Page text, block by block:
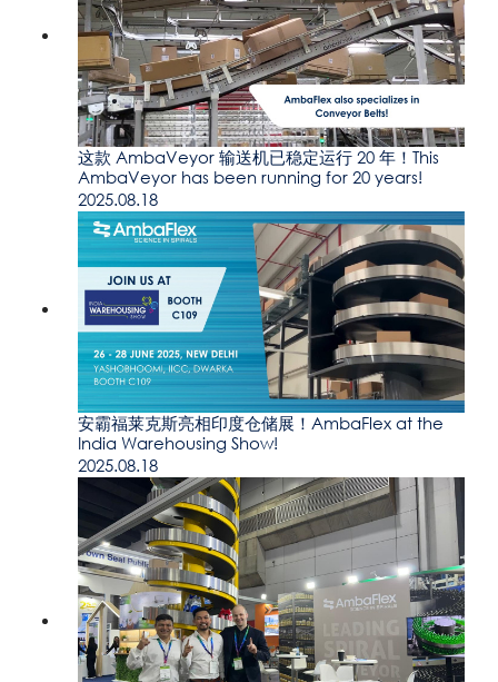
这款 AmbaVeyor 输送机已稳定运行 20 年！This
AmbaVeyor has been running for 20 years!
2025.08.18
安霸福莱克斯亮相印度仓储展！AmbaFlex at the
India Warehousing Show!
2025.08.18